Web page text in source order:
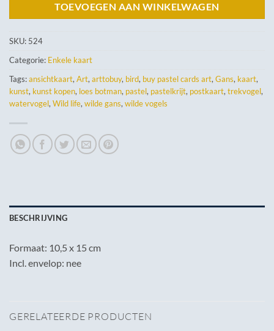
TOEVOEGEN AAN WINKELWAGEN
SKU: 524
Categorie: Enkele kaart
Tags:ansichtkaart, Art, arttobuy, bird, buy pastel cards art, Gans, kaart,
kunst, kunst kopen, loes botman, pastel, pastelkrijt, postkaart, trekvogel,
watervogel, Wild life, wilde gans, wilde vogels
BESCHRIJVING
Formaat: 10,5 x 15 cm
Incl. envelop: nee
GERELATEERDE PRODUCTEN